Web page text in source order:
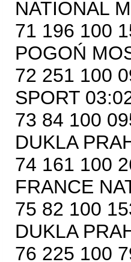
NATIONAL
71 196 100
POGOŃ
72 251 100
SPORT
73 84 100
DUKLA
74 161 100
FRANCE
75 82 100
DUKLA
76 225 100